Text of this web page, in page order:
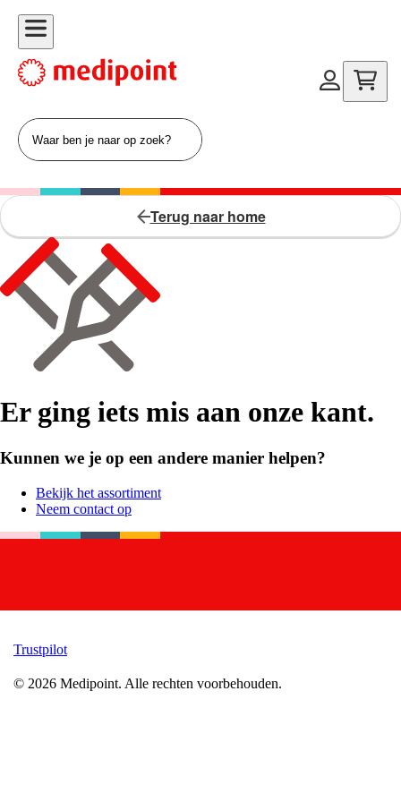
Terug naar home
Er ging iets mis aan onze kant.
Kunnen we je op een andere manier helpen?
Bekijk het assortiment
Neem contact op
Trustpilot
© 2026 Medipoint. Alle rechten voorbehouden.